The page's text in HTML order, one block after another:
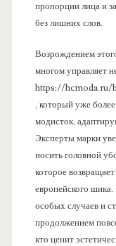
пропорции лица и
без лишних слов.
Возрождением
многом управляет
https://hcmoda.ru/
, который уже
модисток,
Эксперты марки
носить головной
которое
европейского
особых случаев и
продолжением
кто ценит